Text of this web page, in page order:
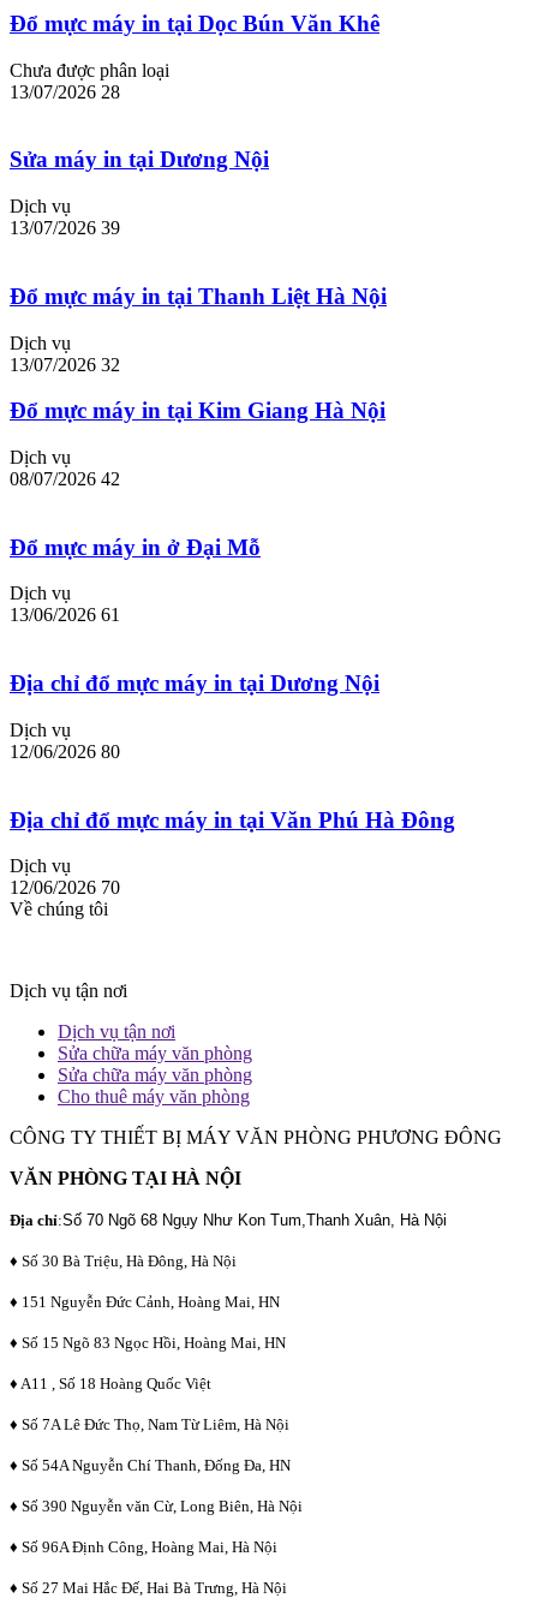
Đổ mực máy in tại Dọc Bún Văn Khê
Chưa được phân loại
13/07/2026 28
Sửa máy in tại Dương Nội
Dịch vụ
13/07/2026 39
Đổ mực máy in tại Thanh Liệt Hà Nội
Dịch vụ
13/07/2026 32
Đổ mực máy in tại Kim Giang Hà Nội
Dịch vụ
08/07/2026 42
Đổ mực máy in ở Đại Mỗ
Dịch vụ
13/06/2026 61
Địa chỉ đổ mực máy in tại Dương Nội
Dịch vụ
12/06/2026 80
Địa chỉ đổ mực máy in tại Văn Phú Hà Đông
Dịch vụ
12/06/2026 70
Về chúng tôi
Dịch vụ tận nơi
Dịch vụ tận nơi
Sửa chữa máy văn phòng
Sửa chữa máy văn phòng
Cho thuê máy văn phòng
CÔNG TY THIẾT BỊ MÁY VĂN PHÒNG PHƯƠNG ĐÔNG
VĂN PHÒNG TẠI HÀ NỘI
Địa chỉ:Số 70 Ngõ 68 Ngụy Như Kon Tum,Thanh Xuân, Hà Nội
♦ Số 30 Bà Triệu, Hà Đông, Hà Nội
♦ 151 Nguyễn Đức Cảnh, Hoàng Mai, HN
♦ Số 15 Ngõ 83 Ngọc Hồi, Hoàng Mai, HN
♦ A11 , Số 18 Hoàng Quốc Việt
♦ Số 7A Lê Đức Thọ, Nam Từ Liêm, Hà Nội
♦ Số 54A Nguyễn Chí Thanh, Đống Đa, HN
♦ Số 390 Nguyễn văn Cừ, Long Biên, Hà Nội
♦ Số 96A Định Công, Hoàng Mai, Hà Nội
♦ Số 27 Mai Hắc Đế, Hai Bà Trưng, Hà Nội